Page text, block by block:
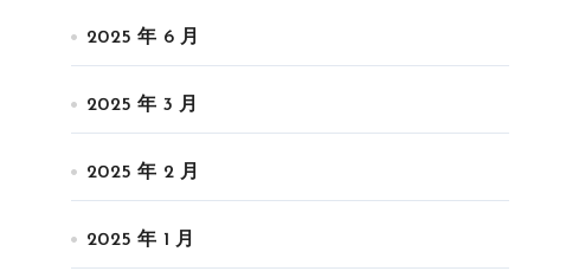
2025 年 6 月
2025 年 3 月
2025 年 2 月
2025 年 1 月